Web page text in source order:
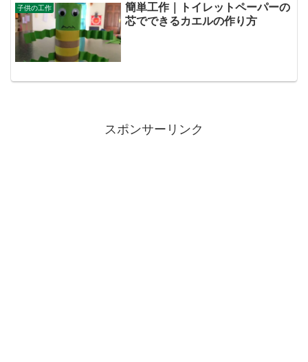
子供の工作
簡単工作｜トイレットペーパーの
芯でできるカエルの作り方
スポンサーリンク